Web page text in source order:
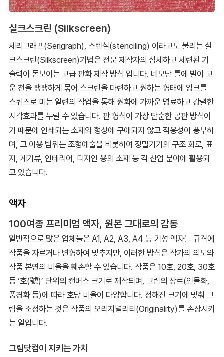
실크스크린 (Silkscreen)
세리그래프(Serigraph), 스텐실(stenciling) 이라고도 불리는 실
크스크린(Silkscreen)기법은 전문 제작자의 섬세하고 세련된 기
술력이 돋보이는 고급 판화 제작 방식 입니다. 네모난 틀에 발이 고
운 천을 팽팽하게 묶어 스크린을 마련하고 원하는 형태에 잉크를
스퀴즈로 미는 일련의 작업을 통해 원화에 가까운 명료하고 강렬한
시각효과를 누릴 수 있습니다. 판 형식이 가장 단순한 공판 방식이
기 때문에 인쇄되는 소재와 형상에 구애되지 않고 적응성이 풍부하
며, 그 이용 범위는 조형예술을 비롯하여 정밀기기의 구조 회로, 표
지, 계기류, 인테리어, 디자인 용의 소재 등 각 산업 분야에 활용되
고 있습니다.
액자
100여종 프리미엄 액자, 원본 그대로의 감동
일반적으로 많은 업체들은 A1, A2, A3, A4 등 기성 액자틀 규격에
작품을 자르거나 변형하여 맞추지만, 이러한 방식은 작가의 의도와
작품 본연의 비율을 훼손할 수 있습니다. 작품은 10호, 20호, 30호
등 ‘호(號)’ 단위의 캔버스 크기로 제작되며, 그림의 장르(인물화,
풍경화 등)에 따라 호당 비율이 다양합니다. 정해진 크기에 맞춰 그
림을 조정하는 것은 작품의 오리지널리티(Originality)를 손상시키
는 일입니다.
그림닷컴이 지키는 가치